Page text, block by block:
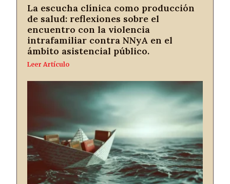
La escucha clínica como producción
de salud: reflexiones sobre el
encuentro con la violencia
intrafamiliar contra NNyA en el
ámbito asistencial público.
Leer Artículo